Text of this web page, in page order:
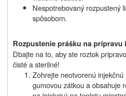
Nespotrebovaný rozpustený
spôsobom.
Rozpustenie prášku na
Dbajte na to, aby ste roztok
čisté a sterilné!
Zohrejte neotvorenú
gumovou zátkou a obsahuje